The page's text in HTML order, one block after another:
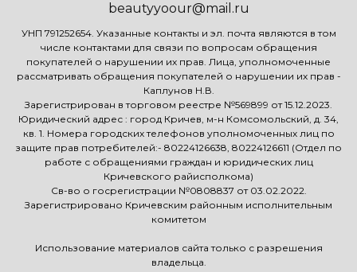
beautyyoour@mail.ru
УНП 791252654. Указанные контакты и эл. почта являются в том
числе контактами для связи по вопросам обращения
покупателей о нарушении их прав. Лица, уполномоченные
рассматривать обращения покупателей о нарушении их прав -
Каплунов Н.В.
Зарегистрирован в торговом реестре №569899 от 15.12.2023.
Юридический адрес : город Кричев, м-н Комсомольский, д. 34,
кв. 1. Номера городских телефонов уполномоченных лиц по
защите прав потребителей:- 80224126638, 80224126611 (Отдел по
работе с обращениями граждан и юридических лиц
Кричевского райисполкома)
Св-во о госрегистрации №0808837 от 03.02.2022.
Зарегистрировано Кричевским районным исполнительным
комитетом
Использование материалов сайта только с разрешения
владельца.